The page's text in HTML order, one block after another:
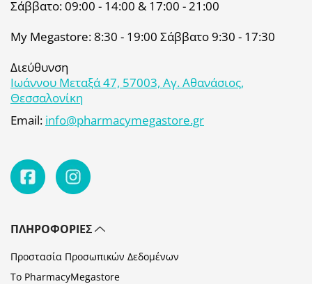
Σάββατο: 09:00 - 14:00 & 17:00 - 21:00
My Megastore: 8:30 - 19:00 Σάββατο 9:30 - 17:30
Διεύθυνση
Ιωάννου Μεταξά 47, 57003, Αγ. Αθανάσιος,
Θεσσαλονίκη
Email: info@pharmacymegastore.gr
ΠΛΗΡΟΦΟΡΊΕΣ
Προστασία Προσωπικών Δεδομένων
Το PharmacyMegastore